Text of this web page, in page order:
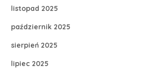
listopad 2025
październik 2025
sierpień 2025
lipiec 2025